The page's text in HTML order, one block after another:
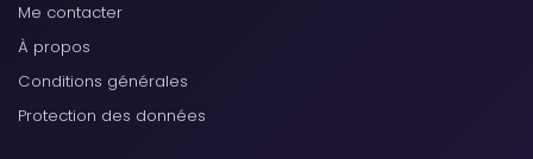
Me contacter
À propos
Conditions générales
Protection des données